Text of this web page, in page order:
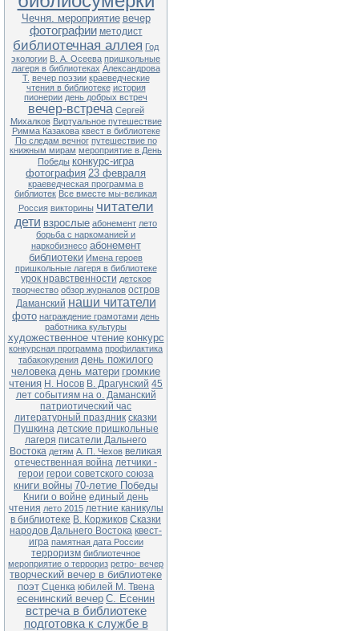
Чечня. мероприятие вечер
фотографии методист
библиотечная аллея Год
экологии В. А. Осеева пришкольные
лагеря в библиотеках Александрова
Т. вечер поэзии краеведческие
чтения в библиотеке история
пионерии день добрых встреч
вечер-встреча Сергей
Михалков Виртуальное путешествие
Римма Казакова квест в библиотеке
По следам вечног путешествие по
книжным мирам мероприятие в День
Победы конкурс-игра
фотография 23 февраля
краеведческая программа в
библиотек Все вместе мы-великая
Россия викторины читатели
дети взрослые абонемент лето
борьба с наркоманией и
наркобизнесо абонемент
библиотеки Имена героев
пришкольные лагеря в библиотеке
урок нравственности детское
творчество обзор журналов остров
Даманский наши читатели
фото награждение грамотами день
работника культуры
художественное чтение конкурс
конкурсная программа профилактика
табакокурения день пожилого
человека день матери громкие
чтения Н. Носов В. Драгунский 45
лет событиям на о. Даманский
патриотический час
литературный праздник сказки
Пушкина детские пришкольные
лагеря писатели Дальнего
Востока детям А. П. Чехов великая
отечественная война летчики -
герои герои советского союза
книги войны 70-летие Победы
Книги о войне единый день
чтения лето 2015 летние каникулы
в библиотеке В. Коржиков Сказки
народов Дальнего Востока квест-
игра памятная дата России
терроризм библиотечное
мероприятие о террориз ретро- вечер
творческий вечер в библиотеке
поэт Сценка юбилей М. Твена
есенинский вечер С. Есенин
встреча в библиотеке
подготовка к службе в